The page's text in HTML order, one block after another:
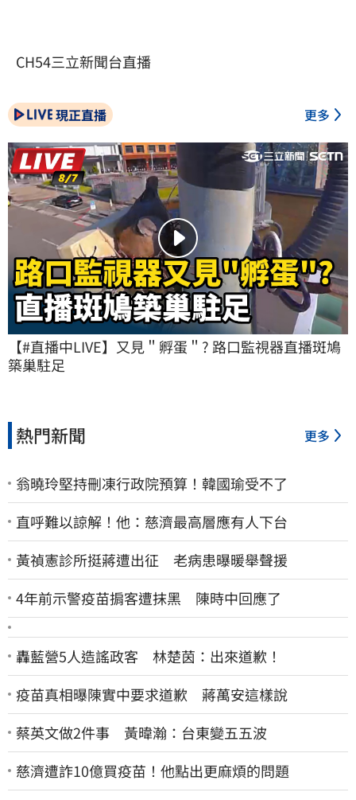
CH54三立新聞台直播
現正直播 更多
【#直播中LIVE】又見＂孵蛋＂? 路口監視器直播斑鳩
築巢駐足
熱門新聞 更多
翁曉玲堅持刪凍行政院預算！韓國瑜受不了
直呼難以諒解！他：慈濟最高層應有人下台
黃禎憲診所挺蔣遭出征 老病患曝暖舉聲援
4年前示警疫苗掮客遭抹黑 陳時中回應了
轟藍營5人造謠政客 林楚茵：出來道歉！
疫苗真相曝陳實中要求道歉 蔣萬安這樣說
蔡英文做2件事 黃暐瀚：台東變五五波
慈濟遭詐10億買疫苗！他點出更麻煩的問題